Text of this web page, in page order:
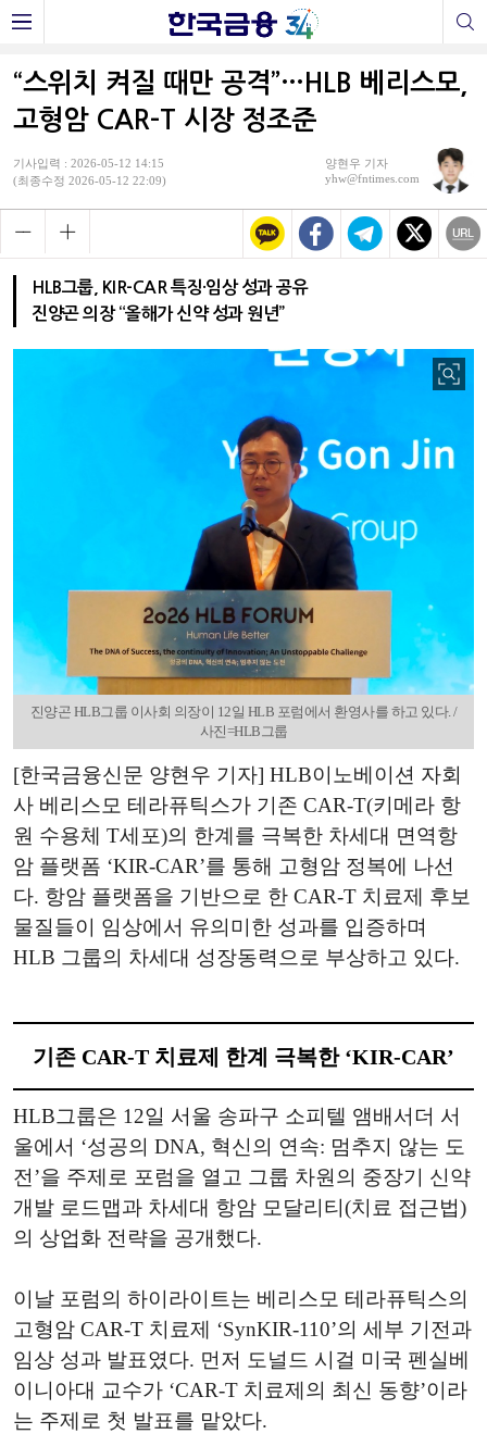
“스위치 켜질 때만 공격”…HLB 베리스모,
고형암 CAR-T 시장 정조준
기사입력 : 2026-05-12 14:15
(최종수정 2026-05-12 22:09)
양현우 기자
yhw@fntimes.com
HLB그룹, KIR-CAR 특징·임상 성과 공유
진양곤 의장 “올해가 신약 성과 원년”
진양곤 HLB그룹 이사회 의장이 12일 HLB 포럼에서 환영사를 하고 있다. /
사진=HLB그룹
[한국금융신문 양현우 기자] HLB이노베이션 자회
사 베리스모 테라퓨틱스가 기존 CAR-T(키메라 항
원 수용체 T세포)의 한계를 극복한 차세대 면역항
암 플랫폼 ‘KIR-CAR’를 통해 고형암 정복에 나선
다. 항암 플랫폼을 기반으로 한 CAR-T 치료제 후보
물질들이 임상에서 유의미한 성과를 입증하며
HLB 그룹의 차세대 성장동력으로 부상하고 있다.
기존 CAR-T 치료제 한계 극복한 ‘KIR-CAR’
HLB그룹은 12일 서울 송파구 소피텔 앰배서더 서
울에서 ‘성공의 DNA, 혁신의 연속: 멈추지 않는 도
전’을 주제로 포럼을 열고 그룹 차원의 중장기 신약
개발 로드맵과 차세대 항암 모달리티(치료 접근법)
의 상업화 전략을 공개했다.
이날 포럼의 하이라이트는 베리스모 테라퓨틱스의
고형암 CAR-T 치료제 ‘SynKIR-110’의 세부 기전과
임상 성과 발표였다. 먼저 도널드 시걸 미국 펜실베
이니아대 교수가 ‘CAR-T 치료제의 최신 동향’이라
는 주제로 첫 발표를 맡았다.